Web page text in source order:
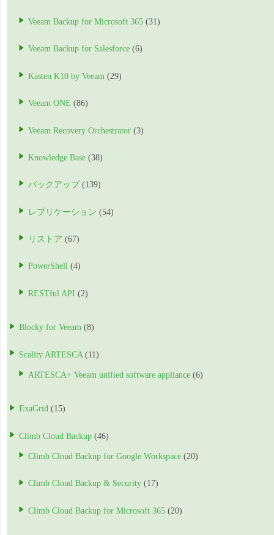
Veeam Backup for Microsoft 365 (31)
Veeam Backup for Salesforce (6)
Kasten K10 by Veeam (29)
Veeam ONE (86)
Veeam Recovery Orchestrator (3)
Knowledge Base (38)
バックアップ (139)
レプリケーション (54)
リストア (67)
PowerShell (4)
RESTful API (2)
Blocky for Veeam (8)
Scality ARTESCA (11)
ARTESCA+ Veeam unified software appliance (6)
ExaGrid (15)
Climb Cloud Backup (46)
Climb Cloud Backup for Google Workspace (20)
Climb Cloud Backup & Security (17)
Climb Cloud Backup for Microsoft 365 (20)